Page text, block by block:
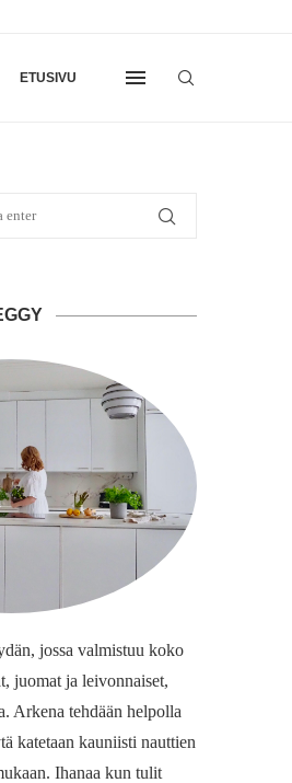
ETUSIVU
jossa valmistuu koko
juomat ja leivonnaiset,
Arkena tehdään helpolla
katetaan kauniisti nauttien
Ihanaa kun tulit